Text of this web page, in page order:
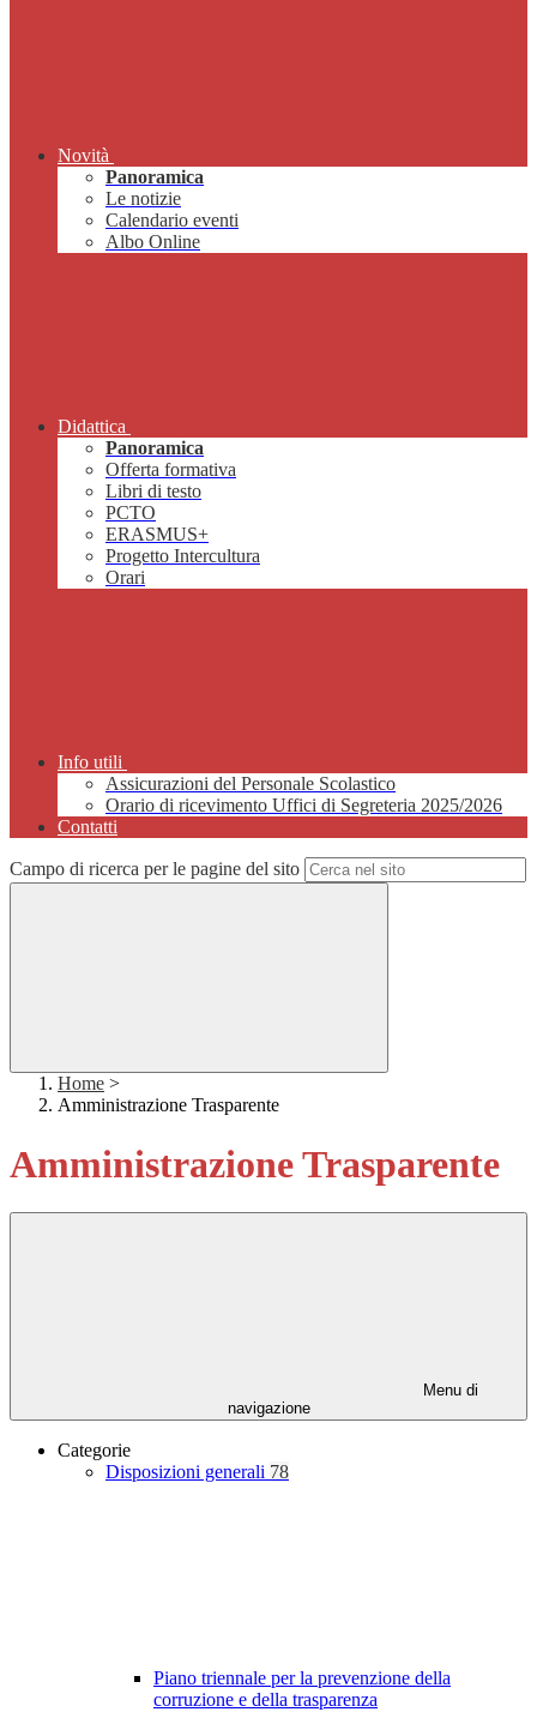
Novità
Panoramica
Le notizie
Calendario eventi
Albo Online
Didattica
Panoramica
Offerta formativa
Libri di testo
PCTO
ERASMUS+
Progetto Intercultura
Orari
Info utili
Assicurazioni del Personale Scolastico
Orario di ricevimento Uffici di Segreteria 2025/2026
Contatti
Campo di ricerca per le pagine del sito
Home >
Amministrazione Trasparente
Amministrazione Trasparente
Menu di
navigazione
Categorie
Disposizioni generali 78
Piano triennale per la prevenzione della
corruzione e della trasparenza